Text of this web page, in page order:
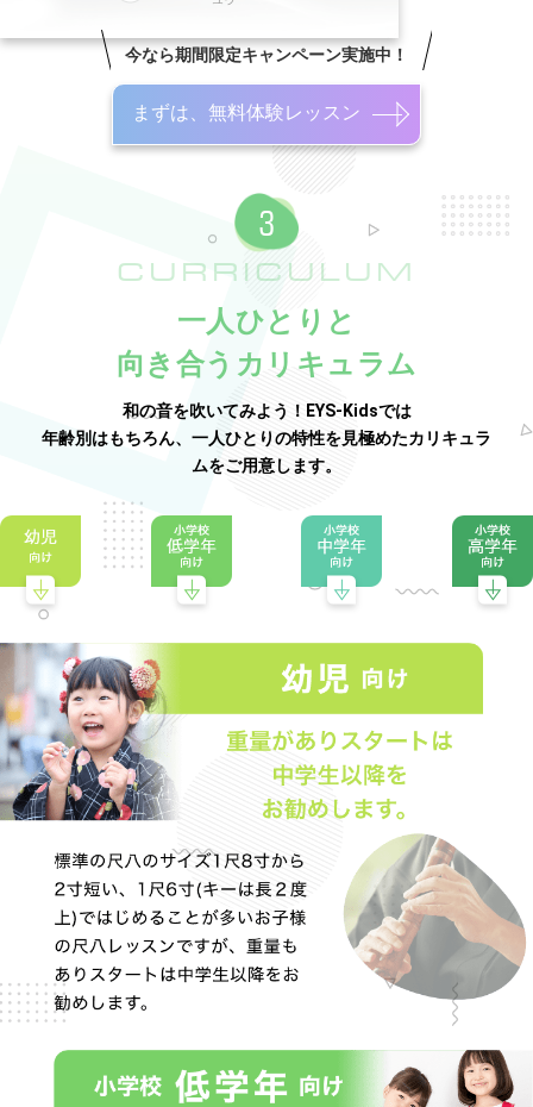
今なら期間限定キャンペーン実施中！
まずは、無料体験レッスン
CURRICULUM
一人ひとりと
向き合うカリキュラム
和の音を吹いてみよう！EYS-Kidsでは
年齢別はもちろん、一人ひとりの特性を見極めたカリキュラ
ムをご用意します。